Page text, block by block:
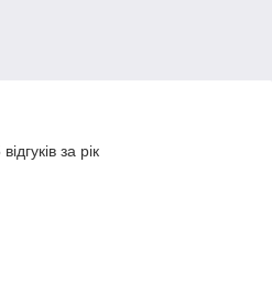
за рік